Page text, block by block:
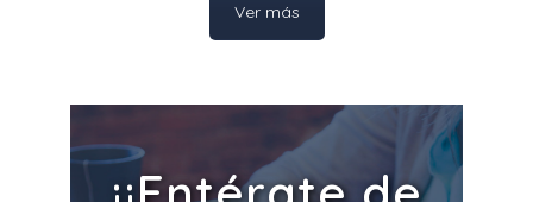
Ver más